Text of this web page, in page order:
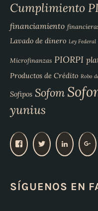
Cumplimiento
financiamiento
Lavado de dinero Ley Federal
Microfinanzas PIORPI
Productos de Crédito Robo
Sofipos Sofom
yunius
V
p
V
e
V
e
V
SÍGUENOS EN